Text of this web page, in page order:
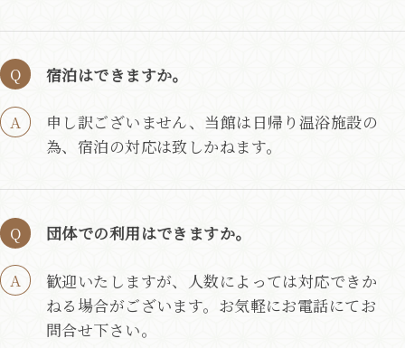
宿泊はできますか。
申し訳ございません、当館は日帰り温浴施設の
為、宿泊の対応は致しかねます。
団体での利用はできますか。
歓迎いたしますが、人数によっては対応できか
ねる場合がございます。お気軽にお電話にてお
問合せ下さい。